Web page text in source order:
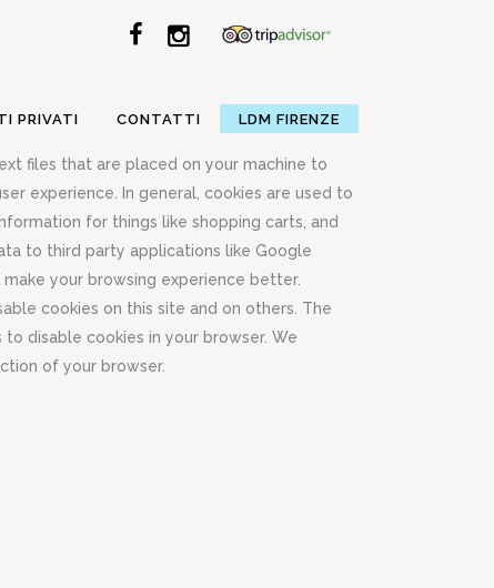
PRIVATI CONTATTI LDM FIRENZE
files that are placed on your machine to
experience. In general, cookies are used to
for things like shopping carts, and
to third party applications like Google
your browsing experience better.
cookies on this site and on others. The
disable cookies in your browser. We
of your browser.